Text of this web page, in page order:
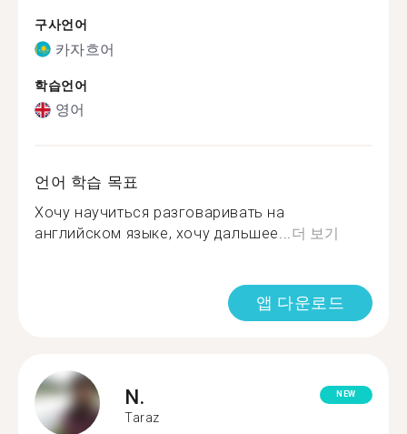
구사언어
카자흐어
학습언어
영어
언어 학습 목표
Хочу научиться разговаривать на
английском языке, хочу дальшее...더 보기
앱 다운로드
N.
Taraz
NEW